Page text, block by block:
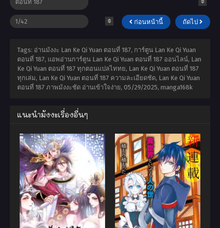
ก่อนหน้านี้ ถัดไป
Tags: อ่านมังงะ Lan Ke Qi Yuan ตอนที่ 187, การ์ตูน Lan Ke Qi Yuan
ตอนที่ 187, แอพอ่านการ์ตูน Lan Ke Qi Yuan ตอนที่ 187 ออนไลน์, Lan
Ke Qi Yuan ตอนที่ 187 ทุกตอนแปลไททย, Lan Ke Qi Yuan ตอนที่ 187
ทุกเล่ม, Lan Ke Qi Yuan ตอนที่ 187 ความละเอียดชัด, Lan Ke Qi Yuan
ตอนที่ 187 ภาพมังงะชัด อ่านเข้าใจง่าย, 05/29/2025, manga168k
แนะนำมังงะเรื่องอื่นๆ